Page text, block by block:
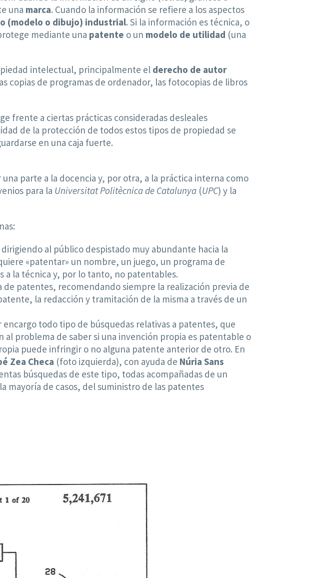
una marca. Cuando la información se refiere a los aspectos
(modelo o dibujo) industrial. Si la información es técnica, o
mediante una patente o un modelo de utilidad (una
intelectual, principalmente el derecho de autor
copias de programas de ordenador, las fotocopias de libros
frente a ciertas prácticas consideradas desleales
de la protección de todos estos tipos de propiedad se
en una caja fuerte.
parte a la docencia y, por otra, a la práctica interna como
para la Universitat Politècnica de Catalunya (UPC) y la
al público despistado muy abundante hacia la
«patentar» un nombre, un juego, un programa de
a la técnica y, por lo tanto, no patentables.
patentes, recomendando siempre la realización previa de
la redacción y tramitación de la misma a través de un
todo tipo de búsquedas relativas a patentes, que
problema de saber si una invención propia es patentable o
puede infringir o no alguna patente anterior de otro. En
Zea Checa (foto izquierda), con ayuda de Núria Sans
búsquedas de este tipo, todas acompañadas de un
mayoría de casos, del suministro de las patentes